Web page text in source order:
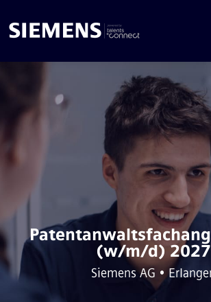
(w/m/d) 2027
Siemens AG •